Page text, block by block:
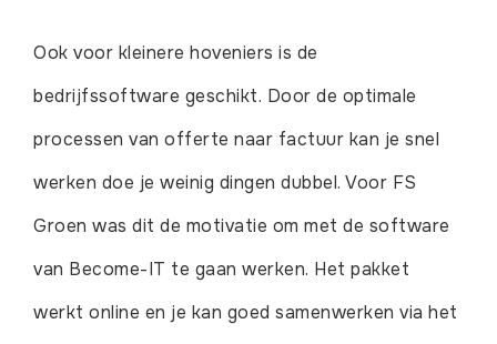
Ook voor kleinere hoveniers is de
bedrijfssoftware geschikt. Door de optimale
processen van offerte naar factuur kan je snel
werken doe je weinig dingen dubbel. Voor FS
Groen was dit de motivatie om met de software
van Become-IT te gaan werken. Het pakket
werkt online en je kan goed samenwerken via het